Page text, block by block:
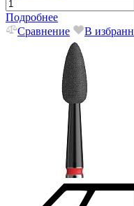
Подробнее
Сравнение
В